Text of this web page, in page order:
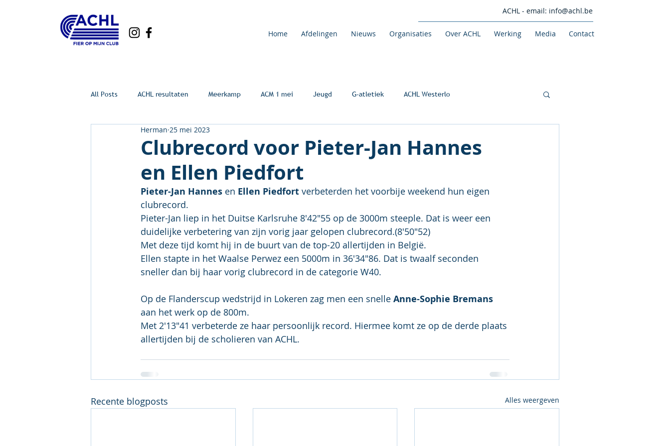
ACHL - email: info@achl.be
Home Afdelingen Nieuws Organisaties Over ACHL Werking Media Contact
All Posts ACHL resultaten Meerkamp ACM 1 mei Jeugd G-atletiek ACHL Westerlo
Clubrecord voor Pieter-Jan Hannes
en Ellen Piedfort
Herman 25 mei 2023
Pieter-Jan Hannes en Ellen Piedfort verbeterden het voorbije weekend hun eigen
clubrecord.
Pieter-Jan liep in het Duitse Karlsruhe 8'42"55 op de 3000m steeple. Dat is weer een
duidelijke verbetering van zijn vorig jaar gelopen clubrecord.(8'50"52)
Met deze tijd komt hij in de buurt van de top-20 allertijden in België.
Ellen stapte in het Waalse Perwez een 5000m in 36'34"86. Dat is twaalf seconden
sneller dan bij haar vorig clubrecord in de categorie W40.
Op de Flanderscup wedstrijd in Lokeren zag men een snelle Anne-Sophie Bremans
aan het werk op de 800m.
Met 2'13"41 verbeterde ze haar persoonlijk record. Hiermee komt ze op de derde plaats
allertijden bij de scholieren van ACHL.
Recente blogposts Alles weergeven